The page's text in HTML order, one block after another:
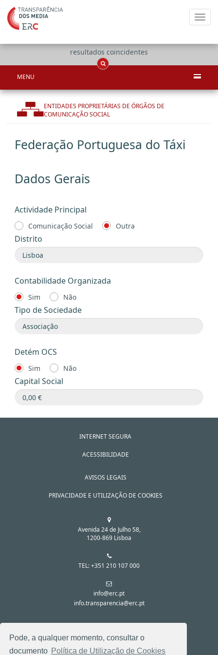
Pode, a qualquer momento, consultar o
documento Política de Utilização de Cookies
resultados coincidentes
MENU
ENTIDADES PROPRIETÁRIAS DE ÓRGÃOS DE
COMUNICAÇÃO SOCIAL
Federação Portuguesa do Táxi
Dados Gerais
Actividade Principal
Comunicação Social Outra
Distrito
Contabilidade Organizada
Sim Não
Tipo de Sociedade
Detém OCS
Sim Não
Capital Social
INTERNET SEGURA
ACESSIBILIDADE
AVISOS LEGAIS
PRIVACIDADE E UTILIZAÇÃO DE COOKIES
Avenida 24 de Julho 58,
1200-869 Lisboa
TEL: +351 210 107 000
info@erc.pt
info.transparencia@erc.pt